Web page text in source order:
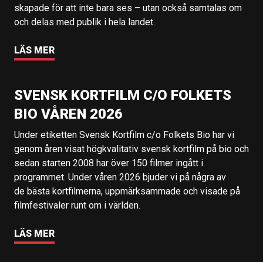
skapade för att inte bara ses – utan också samtalas om
och delas med publik i hela landet.
LÄS MER
SVENSK KORTFILM C/O FOLKETS
BIO VÅREN 2026
Under etiketten Svensk Kortfilm c/o Folkets Bio har vi
genom åren visat högkvalitativ svensk kortfilm på bio och
sedan starten 2008 har över 150 filmer ingått i
programmet. Under våren 2026 bjuder vi på några av
de bästa kortfilmerna, uppmärksammade och visade på
filmfestivaler runt om i världen.
LÄS MER